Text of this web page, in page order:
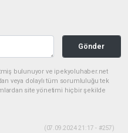
Gönder
bulunuyor ve ipekyoluhaber.net
veya dolaylı tüm sorumluluğu tek
site yönetimi hiçbir şekilde
(07.09.2024 21:17 - #257)